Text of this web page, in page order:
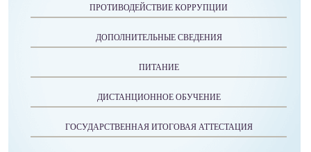
ПРОТИВОДЕЙСТВИЕ КОРРУПЦИИ
ДОПОЛНИТЕЛЬНЫЕ СВЕДЕНИЯ
ПИТАНИЕ
ДИСТАНЦИОННОЕ ОБУЧЕНИЕ
ГОСУДАРСТВЕННАЯ ИТОГОВАЯ АТТЕСТАЦИЯ